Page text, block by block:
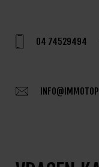
04 74529494